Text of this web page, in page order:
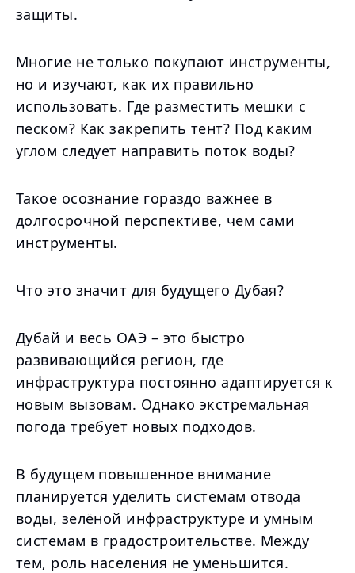
защиты.
Многие не только покупают инструменты,
но и изучают, как их правильно
использовать. Где разместить мешки с
песком? Как закрепить тент? Под каким
углом следует направить поток воды?
Такое осознание гораздо важнее в
долгосрочной перспективе, чем сами
инструменты.
Что это значит для будущего Дубая?
Дубай и весь ОАЭ – это быстро
развивающийся регион, где
инфраструктура постоянно адаптируется к
новым вызовам. Однако экстремальная
погода требует новых подходов.
В будущем повышенное внимание
планируется уделить системам отвода
воды, зелёной инфраструктуре и умным
системам в градостроительстве. Между
тем, роль населения не уменьшится.